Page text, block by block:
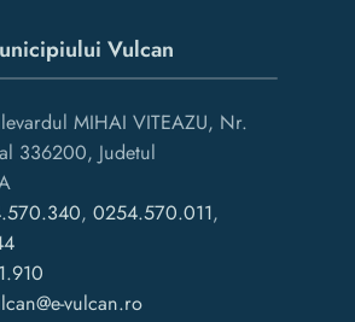
Vulcan
MIHAI VITEAZU, Nr.
336200, Judetul
, 0254.570.011,
vulcan.ro